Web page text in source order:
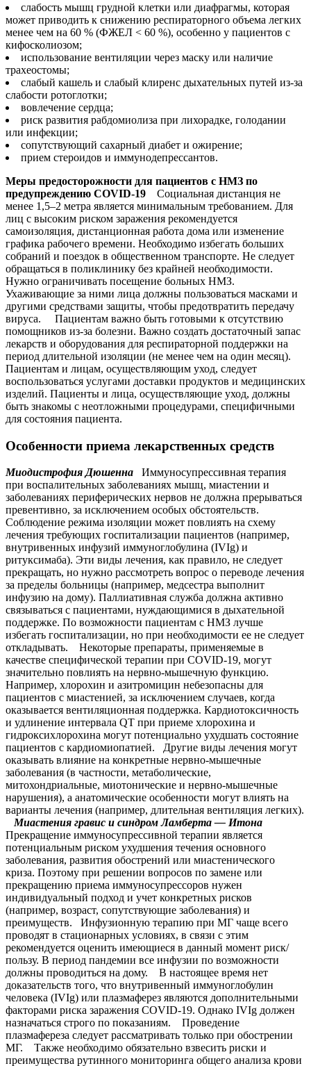
слабость мышц грудной клетки или диафрагмы, которая
может приводить к снижению респираторного объема легких
менее чем на 60 % (ФЖЕЛ < 60 %), особенно у пациентов с
кифосколиозом;
использование вентиляции через маску или наличие
трахеостомы;
слабый кашель и слабый клиренс дыхательных путей из-за
слабости ротоглотки;
вовлечение сердца;
риск развития рабдомиолиза при лихорадке, голодании
или инфекции;
сопутствующий сахарный диабет и ожирение;
прием стероидов и иммунодепрессантов.
Меры предосторожности для пациентов с НМЗ по
предупреждению COVID-19 Социальная дистанция не
менее 1,5–2 метра является минимальным требованием. Для
лиц с высоким риском заражения рекомендуется
самоизоляция, дистанционная работа дома или изменение
графика рабочего времени. Необходимо избегать больших
собраний и поездок в общественном транспорте. Не следует
обращаться в поликлинику без крайней необходимости.
Нужно ограничивать посещение больных НМЗ.
Ухаживающие за ними лица должны пользоваться масками и
другими средствами защиты, чтобы предотвратить передачу
вируса. Пациентам важно быть готовыми к отсутствию
помощников из-за болезни. Важно создать достаточный запас
лекарств и оборудования для респираторной поддержки на
период длительной изоляции (не менее чем на один месяц).
Пациентам и лицам, осуществляющим уход, следует
воспользоваться услугами доставки продуктов и медицинских
изделий. Пациенты и лица, осуществляющие уход, должны
быть знакомы с неотложными процедурами, специфичными
для состояния пациента.
Особенности приема лекарственных средств
Миодистрофия Дюшенна Иммуносупрессивная терапия
при воспалительных заболеваниях мышц, миастении и
заболеваниях периферических нервов не должна прерываться
превентивно, за исключением особых обстоятельств.
Соблюдение режима изоляции может повлиять на схему
лечения требующих госпитализации пациентов (например,
внутривенных инфузий иммуноглобулина (IVIg) и
ритуксимаба). Эти виды лечения, как правило, не следует
прекращать, но нужно рассмотреть вопрос о переводе лечения
за пределы больницы (например, медсестра выполнит
инфузию на дому). Паллиативная служба должна активно
связываться с пациентами, нуждающимися в дыхательной
поддержке. По возможности пациентам с НМЗ лучше
избегать госпитализации, но при необходимости ее не следует
откладывать. Некоторые препараты, применяемые в
качестве специфической терапии при COVID-19, могут
значительно повлиять на нервно-мышечную функцию.
Например, хлорохин и азитромицин небезопасны для
пациентов с миастенией, за исключением случаев, когда
оказывается вентиляционная поддержка. Кардиотоксичность
и удлинение интервала QT при приеме хлорохина и
гидроксихлорохина могут потенциально ухудшать состояние
пациентов с кардиомиопатией. Другие виды лечения могут
оказывать влияние на конкретные нервно-мышечные
заболевания (в частности, метаболические,
митохондриальные, миотонические и нервно-мышечные
нарушения), а анатомические особенности могут влиять на
варианты лечения (например, длительная вентиляция легких).
Миастения гравис и синдром Ламберта — Итона
Прекращение иммуносупрессивной терапии является
потенциальным риском ухудшения течения основного
заболевания, развития обострений или миастенического
криза. Поэтому при решении вопросов по замене или
прекращению приема иммуносупрессоров нужен
индивидуальный подход и учет конкретных рисков
(например, возраст, сопутствующие заболевания) и
преимуществ. Инфузионную терапию при МГ чаще всего
проводят в стационарных условиях, в связи с этим
рекомендуется оценить имеющиеся в данный момент риск/
пользу. В период пандемии все инфузии по возможности
должны проводиться на дому. В настоящее время нет
доказательств того, что внутривенный иммуноглобулин
человека (IVIg) или плазмаферез являются дополнительными
факторами риска заражения COVID-19. Однако IVIg должен
назначаться строго по показаниям. Проведение
плазмафереза следует рассматривать только при обострении
МГ. Также необходимо обязательно взвесить риски и
преимущества рутинного мониторинга общего анализа крови